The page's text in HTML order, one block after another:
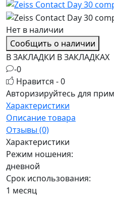
Нет в наличии
Сообщить о наличии
В ЗАКЛАДКИ В ЗАКЛАДКАХ
-0
Нравится - 0
Авторизируйтесь для
Характеристики
Описание товара
Отзывы (0)
Характеристики
Режим ношения:
дневной
Срок использования:
1 месяц